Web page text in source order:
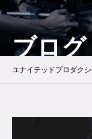
ブロ
ユナイテッドプロダク